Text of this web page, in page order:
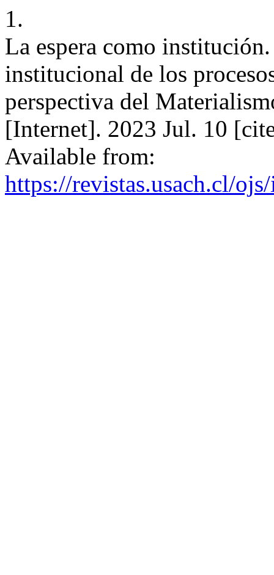
1.
La espera como
institucional de los
perspectiva del
[Internet]. 2023 Jul. 10
Available from:
https://revistas.usach.cl/